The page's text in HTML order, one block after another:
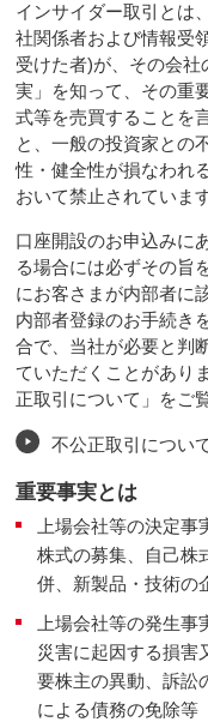
インサイダー取引とは
社関係者および情報受
受けた者)が、その会
実」を知って、その重
式等を売買することを
と、一般の投資家との
性・健全性が損なわれ
おいて禁止されています
口座開設のお申込みに
る場合には必ずその旨
にお客さまが内部者に
内部者登録のお手続き
合で、当社が必要と判
ていただくことがあり
正取引について」をご
不公正取引につい
重要事実とは
上場会社等の決定事
株式の募集、自己株
併、新製品・技術の
上場会社等の発生事
災害に起因する損害
要株主の異動、訴訟
による債務の免除等